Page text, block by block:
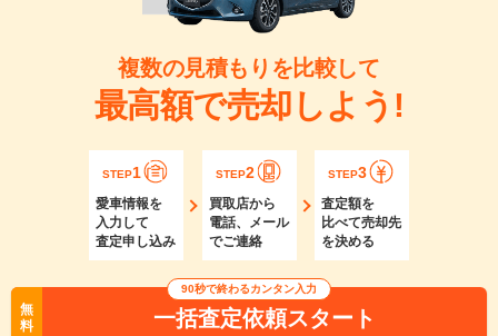
複数の見積もりを比較して
最高額で売却しよう!
STEP1
愛車情報を
入力して
査定申し込み
STEP2
買取店から
電話、メール
でご連絡
STEP3
査定額を
比べて売却先
を決める
無
料
90秒で終わるカンタン入力
一括査定依頼スタート